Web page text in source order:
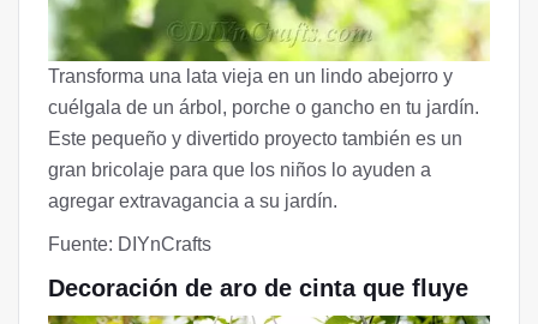
Transforma una lata vieja en un lindo abejorro y
cuélgala de un árbol, porche o gancho en tu jardín.
Este pequeño y divertido proyecto también es un
gran bricolaje para que los niños lo ayuden a
agregar extravagancia a su jardín.
Fuente: DIYnCrafts
Decoración de aro de cinta que fluye